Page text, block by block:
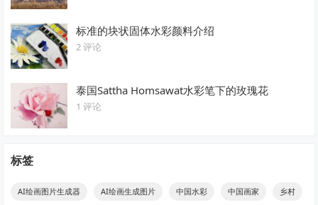
标准的块状固体水彩颜料介绍
2 评论
泰国Sattha Homsawat水彩笔下的玫瑰花
1 评论
标签
AI绘画图片生成器 AI绘画生成图片 中国水彩 中国画家 乡村